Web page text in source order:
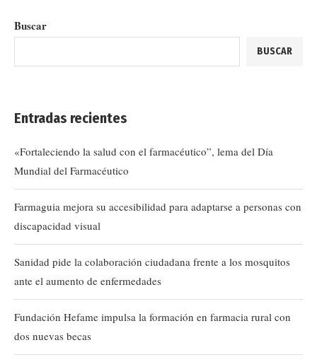
Buscar
BUSCAR
Entradas recientes
«Fortaleciendo la salud con el farmacéutico”, lema del Día
Mundial del Farmacéutico
Farmaguia mejora su accesibilidad para adaptarse a personas con
discapacidad visual
Sanidad pide la colaboración ciudadana frente a los mosquitos
ante el aumento de enfermedades
Fundación Hefame impulsa la formación en farmacia rural con
dos nuevas becas